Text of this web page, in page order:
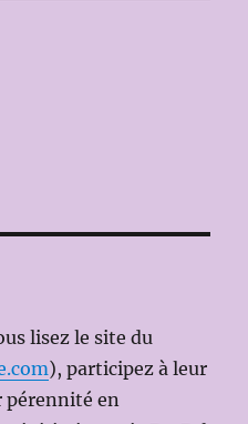
lisez le site du
), participez à leur
pérennité en